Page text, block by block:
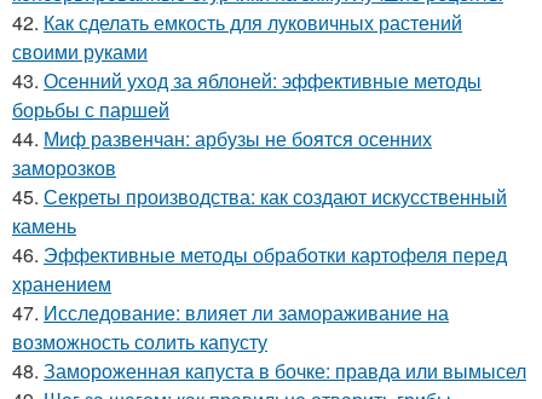
42. Как сделать емкость для луковичных растений
своими руками
43. Осенний уход за яблоней: эффективные методы
борьбы с паршей
44. Миф развенчан: арбузы не боятся осенних
заморозков
45. Секреты производства: как создают искусственный
камень
46. Эффективные методы обработки картофеля перед
хранением
47. Исследование: влияет ли замораживание на
возможность солить капусту
48. Замороженная капуста в бочке: правда или вымысел